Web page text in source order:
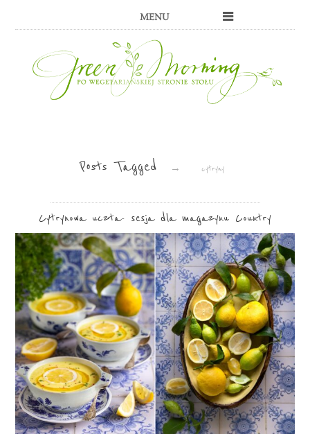
MENU
Posts Tagged → cytryny
Cytrynowa uczta- sesja dla magazynu Country